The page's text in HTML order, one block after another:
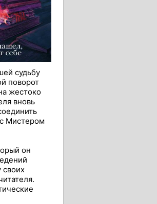
судьбу
поворот
жестоко
вновь
Мистером
он
своих